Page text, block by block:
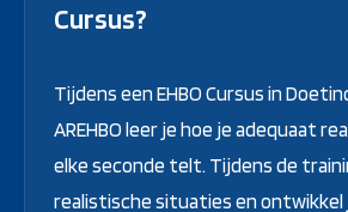
Cursus?
Tijdens een EHBO Cursus in
AREHBO leer je hoe je adequaat
elke seconde telt. Tijdens de
realistische situaties en ontwikkel